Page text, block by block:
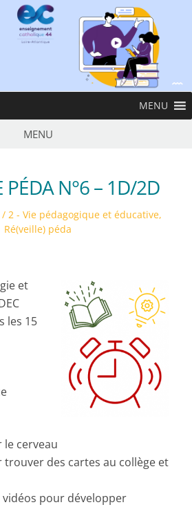
MENU
MENU
PÉDA N°6 – 1D/2D
2 - Vie pédagogique et éducative,
Ré(veille) péda
et
les 15
cerveau
des cartes au collège et
vidéos pour développer